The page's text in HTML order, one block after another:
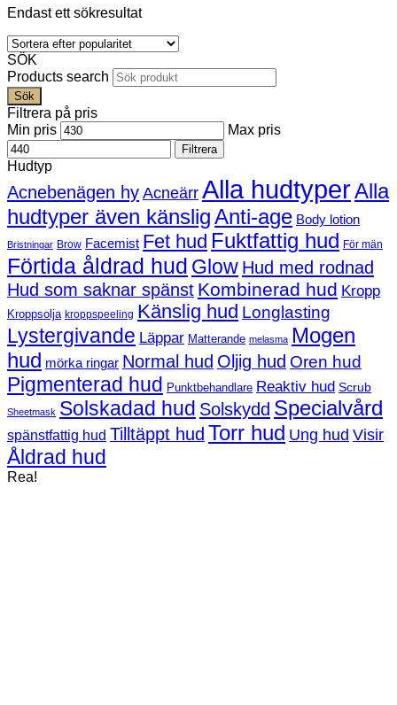
Endast ett sökresultat
SÖK
Products search
Sök
Filtrera på pris
Min pris
Max pris
Filtrera
Hudtyp
Acnebenägen hy Acneärr Alla hudtyperAlla
hudtyper även känsligAnti-age Body lotion
Bristningar Brow Facemist Fet hud Fuktfattig hud För män
Förtida åldrad hud Glow Hud med rodnad
Hud som saknar spänst Kombinerad hud Kropp
Kroppsolja kroppspeeling Känslig hud Longlasting
Lystergivande Läppar Matterande melasma Mogen
hud mörka ringar Normal hud Oljig hud Oren hud
Pigmenterad hud Punktbehandlare Reaktiv hud Scrub
Sheetmask Solskadad hud Solskydd Specialvård
spänstfattig hud Tilltäppt hud Torr hud Ung hud Visir
Åldrad hud
Rea!